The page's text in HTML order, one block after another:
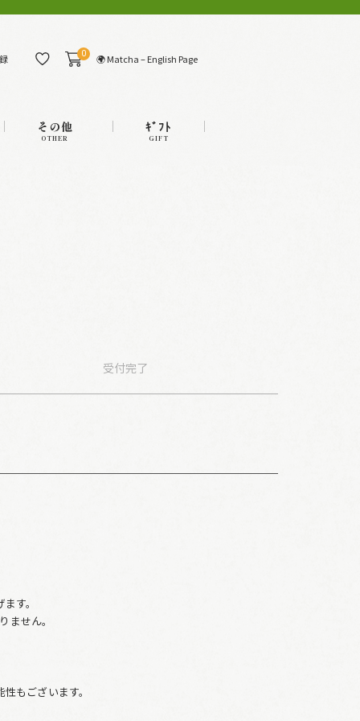
0 🌍 Matcha – English Page
その他
OTHER
ｷﾞﾌﾄ
GIFT
受付完了
す。
せん。
もございます。